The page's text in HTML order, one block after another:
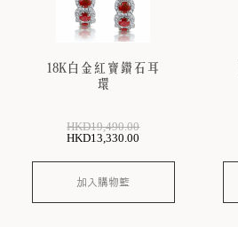
18K白金紅寶鑽石耳
環
HKD19,490.00
HKD13,330.00
加入購物籃